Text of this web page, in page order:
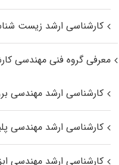
کارشناسی ارشد زیست‌
معرفی گروه فنی مهندسی
کارشناسی ارشد مهندسی
کارشناسی ارشد مهندسی
کارشناسی ارشد مهندسی